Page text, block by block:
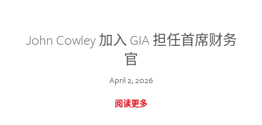
John Cowley 加入 GIA 担任首席财务
官
April 2, 2026
阅读更多